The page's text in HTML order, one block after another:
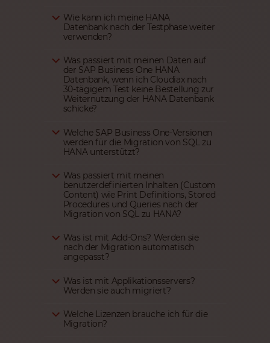
Wie kann ich meine HANA
Datenbank nach der Testphase weiter
verwenden?
Was passiert mit meinen Daten auf
der SAP Business One HANA
Datenbank, wenn ich Cloudiax nach
30-tägigem Test keine Bestellung zur
Weiternutzung der HANA Datenbank
schicke?
Welche SAP Business One-Versionen
werden für die Migration von SQL zu
HANA unterstützt?
Was passiert mit meinen
benutzerdefinierten Inhalten (Custom
Content) wie Print Definitions, Stored
Procedures und Queries nach der
Migration von SQL zu HANA?
Was ist mit Add-Ons? Werden sie
nach der Migration automatisch
angepasst?
Was ist mit Applikationsservers?
Werden sie auch migriert?
Welche Lizenzen brauche ich für die
Migration?